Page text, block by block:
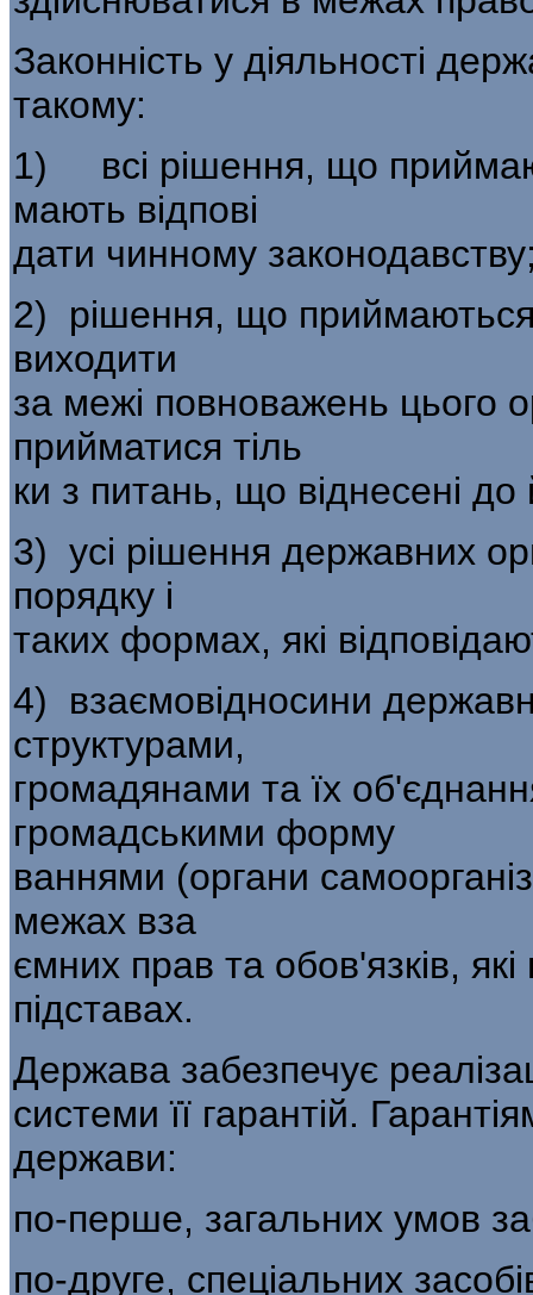
Законність у діяльності
такому:
1) всі рішення, що
мають відпові­
дати чинному
2) рішення, що
виходити
за межі повноважень цього
прийматися тіль­
ки з питань, що віднесені до
3) усі рішення державних
порядку і
таких формах, які
4) взаємовідносини
структурами,
громадянами та їх
громадськими форму­
ваннями (органи
межах вза­
ємних прав та обов'язків,
підставах.
Держава забезпечує
системи її га­рантій.
держави:
по-перше, загальних умов
по-друге, спеціальних